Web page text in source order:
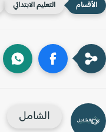
التعليم الابتدائي
الشامل